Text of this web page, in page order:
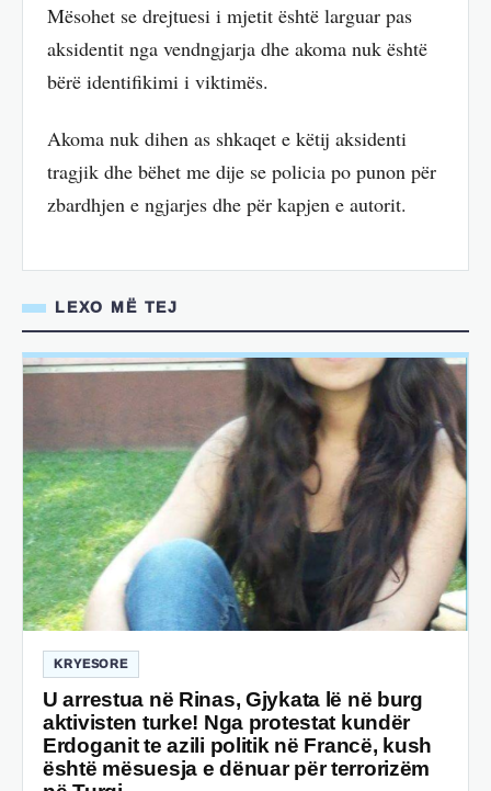
Mësohet se drejtuesi i mjetit është larguar pas
aksidentit nga vendngjarja dhe akoma nuk është
bërë identifikimi i viktimës.
Akoma nuk dihen as shkaqet e këtij aksidenti
tragjik dhe bëhet me dije se policia po punon për
zbardhjen e ngjarjes dhe për kapjen e autorit.
LEXO MË TEJ
KRYESORE
U arrestua në Rinas, Gjykata lë në burg
aktivisten turke! Nga protestat kundër
Erdoganit te azili politik në Francë, kush
është mësuesja e dënuar për terrorizëm